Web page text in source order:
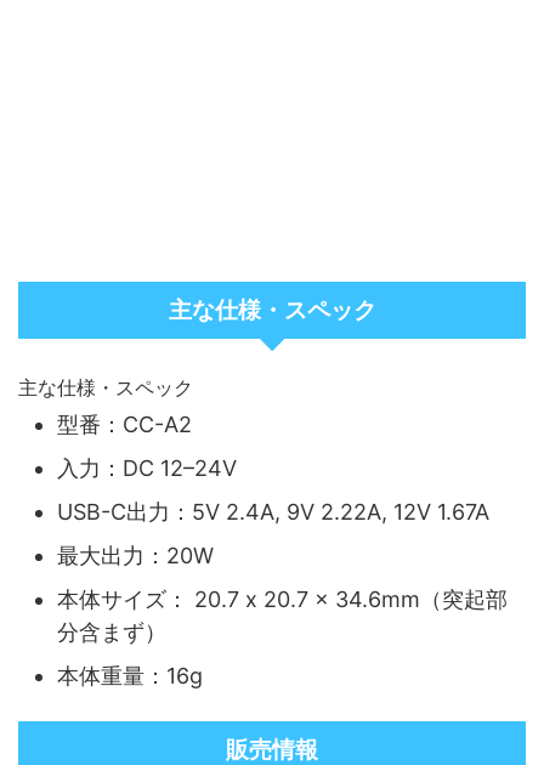
主な仕様・スペック
主な仕様・スペック
型番：CC-A2
入力：DC 12–24V
USB-C出力：5V 2.4A, 9V 2.22A, 12V 1.67A
最大出力：20W
本体サイズ： 20.7 x 20.7 x 34.6mm（突起部
分含まず）
本体重量：16g
販売情報